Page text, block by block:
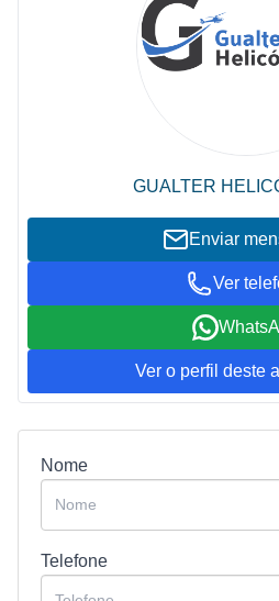
GUALTER
Enviar
Ver
Ver o perfil deste
Nome
Telefone